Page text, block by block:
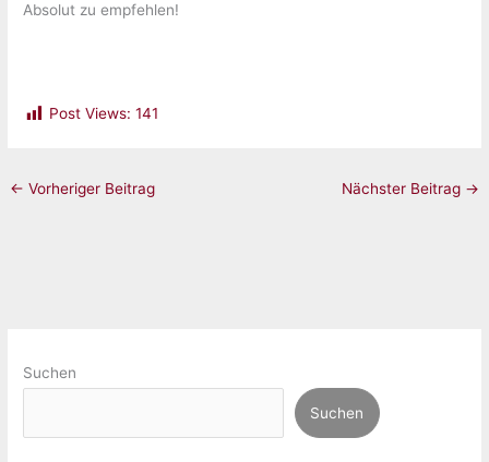
Absolut zu empfehlen!
Post Views: 141
← Vorheriger Beitrag Nächster Beitrag →
Suchen
Suchen